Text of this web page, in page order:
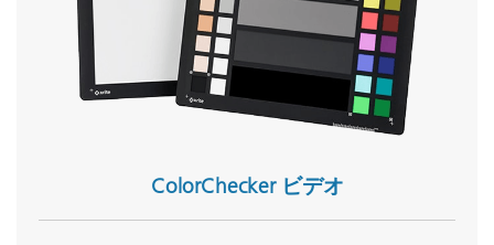
ColorChecker ビデオ